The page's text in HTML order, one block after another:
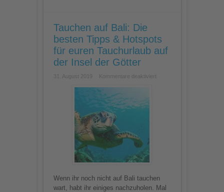
Tauchen auf Bali: Die
besten Tipps & Hotspots
für euren Tauchurlaub auf
der Insel der Götter
31. August 2019 Kommentare deaktiviertfür
Wenn ihr noch nicht auf Bali tauchen
wart, habt ihr einiges nachzuholen. Mal